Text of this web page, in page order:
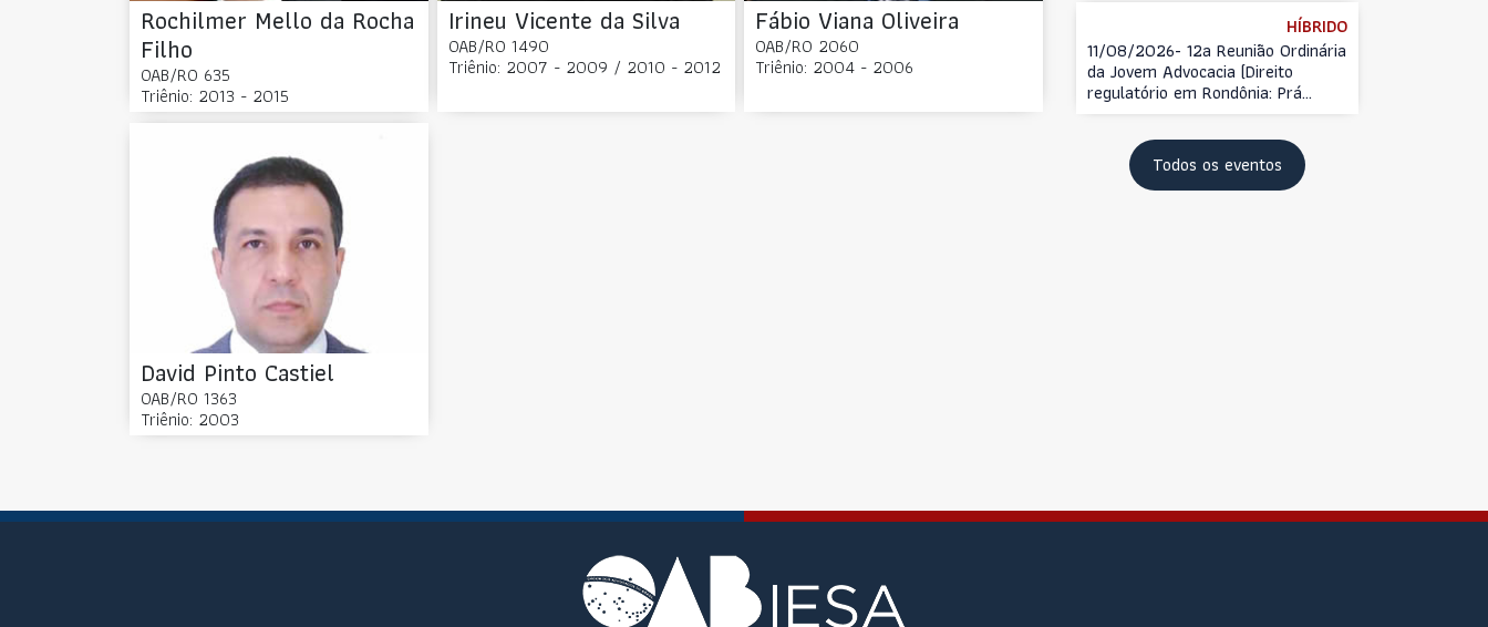
Rochilmer Mello da Rocha
Filho
OAB/RO 635
Triênio: 2013 - 2015
Irineu Vicente da Silva
OAB/RO 1490
Triênio: 2007 - 2009 / 2010 - 2012
Fábio Viana Oliveira
OAB/RO 2060
Triênio: 2004 - 2006
David Pinto Castiel
OAB/RO 1363
Triênio: 2003
HÍBRIDO
11/08/2026- 12a Reunião Ordinária
da Jovem Advocacia (Direito
regulatório em Rondônia: Prá...
Todos os eventos